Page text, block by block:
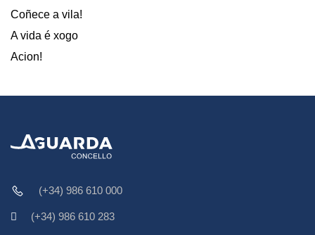
Coñece a vila!
A vida é xogo
Acion!
(+34) 986 610 000
(+34) 986 610 283